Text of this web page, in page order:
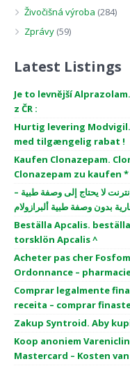
Živočišná výroba (284)
Zprávy (59)
Latest Listings
Je to levnější
z ČR :
Hurtig levering
med tilgængelig rabat !
Kaufen Clonazepam.
Clonazepam zu kaufen *
لا يحتاج إلى وصفة طبية –
Beställa Apcalis.
torsklön Apcalis ^
Acheter pas cher
Ordonnance –
Comprar legalmente
receita – comprar
Zakup Syntroid. Aby
Koop anoniem
Mastercard – Kosten